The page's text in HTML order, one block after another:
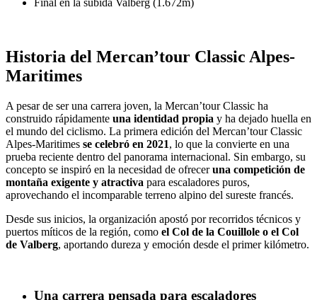
Historia del Mercan’tour Classic Alpes-
Maritimes
A pesar de ser una carrera joven, la Mercan’tour Classic ha
construido rápidamente una identidad propia y ha dejado huella en
el mundo del ciclismo. La primera edición del Mercan’tour Classic
Alpes-Maritimes se celebró en 2021, lo que la convierte en una
prueba reciente dentro del panorama internacional. Sin embargo, su
concepto se inspiró en la necesidad de ofreceruna competición de
montaña exigente y atractiva para escaladores puros,
aprovechando el incomparable terreno alpino del sureste francés.
Desde sus inicios, la organización apostó por recorridos técnicos y
puertos míticos de la región, como el Col de la Couillole o el Col
de Valberg, aportando dureza y emoción desde el primer kilómetro.
Una carrera pensada para escaladores